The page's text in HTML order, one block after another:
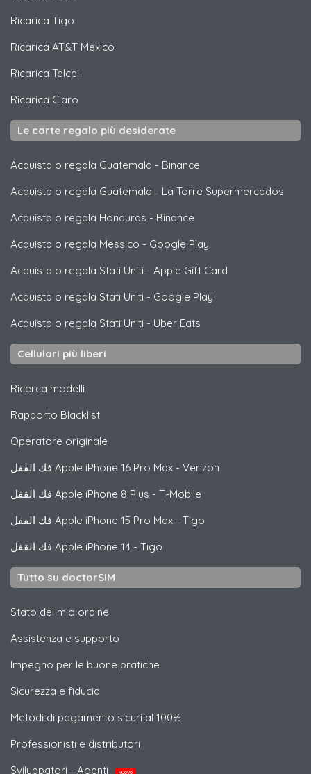
Ricarica Tigo
Ricarica AT&T Mexico
Ricarica Telcel
Ricarica Claro
Le carte regalo più desiderate
Acquista o regala Guatemala - Binance
Acquista o regala Guatemala - La Torre Supermercados
Acquista o regala Honduras - Binance
Acquista o regala Messico - Google Play
Acquista o regala Stati Uniti - Apple Gift Card
Acquista o regala Stati Uniti - Google Play
Acquista o regala Stati Uniti - Uber Eats
Cellulari più liberi
Ricerca modelli
Rapporto Blacklist
Operatore originale
Apple iPhone 16 Pro Max - Verizon
Apple iPhone 8 Plus - T-Mobile
Apple iPhone 15 Pro Max - Tigo
Apple iPhone 14 - Tigo
Tutto su doctorSIM
Stato del mio ordine
Assistenza e supporto
Impegno per le buone pratiche
Sicurezza e fiducia
Metodi di pagamento sicuri al 100%
Professionisti e distributori
Sviluppatori - Agenti
NUOVO